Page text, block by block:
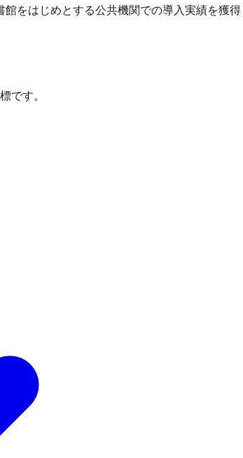
をはじめとする公共機関での導入実績を獲
です。